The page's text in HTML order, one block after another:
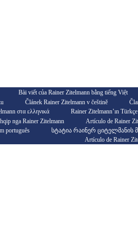
Bài viết của Rainer Zitelmann bằng tiếng Việt
Článek Rainer Zitelmann v češtině
στα ελληνικά Rainer Zitelmann’ın
nga Rainer Zitelmann Artículo de Rainer
português სტატია რაინერ ციტელმანის
Artículo de Rainer